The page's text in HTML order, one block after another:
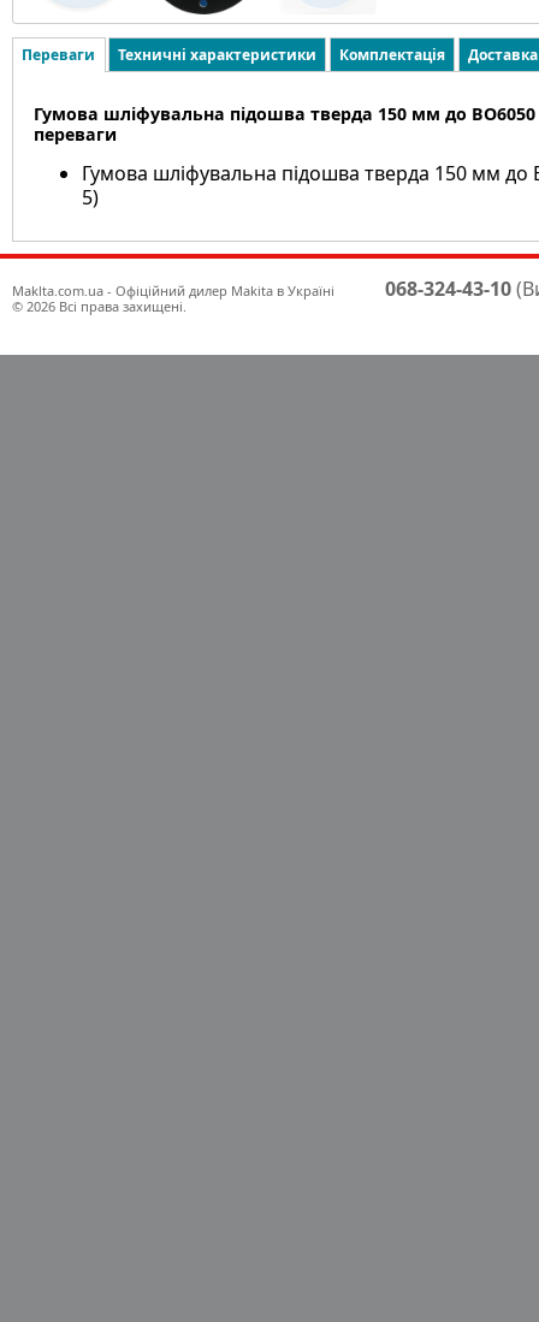
Переваги Техничні характеристики Комплектація
Гумова шліфувальна підошва тверда 150 мм до BO6050
переваги
Гумова шліфувальна підошва тверда 150 мм до
5)
Maklta.com.ua - Офіційний дилер Makita в Україні
© 2026 Всі права захищені.
068-324-43-10